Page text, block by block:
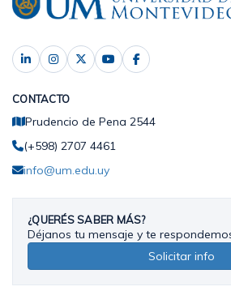
CONTACTO
Prudencio de Pena 2544
(+598) 2707 4461
info@um.edu.uy
¿QUERÉS SABER MÁS?
Déjanos tu mensaje y te
Solicitar info